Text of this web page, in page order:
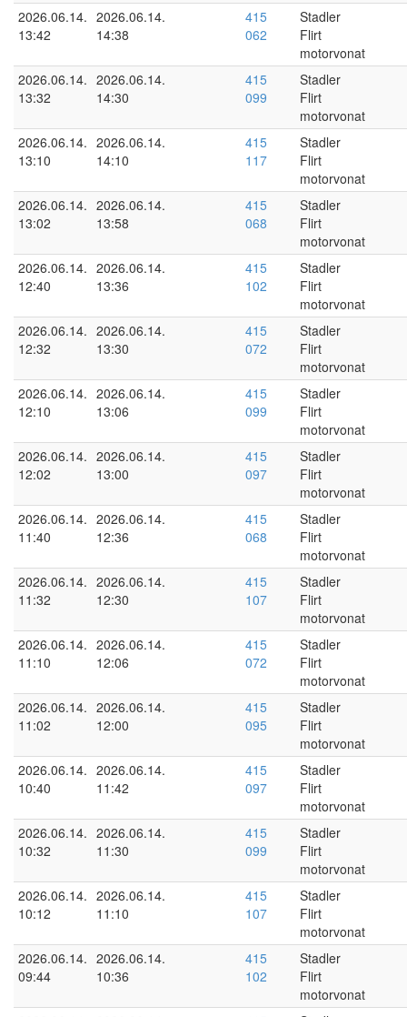
2026.06.14.
13:42
2026.06.14.
14:38
415
062
Stadler
Flirt
motorvonat
2026.06.14.
13:32
2026.06.14.
14:30
415
099
Stadler
Flirt
motorvonat
2026.06.14.
13:10
2026.06.14.
14:10
415
117
Stadler
Flirt
motorvonat
2026.06.14.
13:02
2026.06.14.
13:58
415
068
Stadler
Flirt
motorvonat
2026.06.14.
12:40
2026.06.14.
13:36
415
102
Stadler
Flirt
motorvonat
2026.06.14.
12:32
2026.06.14.
13:30
415
072
Stadler
Flirt
motorvonat
2026.06.14.
12:10
2026.06.14.
13:06
415
099
Stadler
Flirt
motorvonat
2026.06.14.
12:02
2026.06.14.
13:00
415
097
Stadler
Flirt
motorvonat
2026.06.14.
11:40
2026.06.14.
12:36
415
068
Stadler
Flirt
motorvonat
2026.06.14.
11:32
2026.06.14.
12:30
415
107
Stadler
Flirt
motorvonat
2026.06.14.
11:10
2026.06.14.
12:06
415
072
Stadler
Flirt
motorvonat
2026.06.14.
11:02
2026.06.14.
12:00
415
095
Stadler
Flirt
motorvonat
2026.06.14.
10:40
2026.06.14.
11:42
415
097
Stadler
Flirt
motorvonat
2026.06.14.
10:32
2026.06.14.
11:30
415
099
Stadler
Flirt
motorvonat
2026.06.14.
10:12
2026.06.14.
11:10
415
107
Stadler
Flirt
motorvonat
2026.06.14.
09:44
2026.06.14.
10:36
415
102
Stadler
Flirt
motorvonat